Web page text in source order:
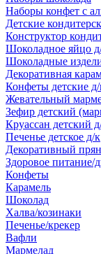
Наборы конфет с
Детские
Конструктор
Шоколадное яйцо
Шоколадные
Декоративная
Конфеты детские
Жевательный
Зефир детский
Круассан детский
Печенье детское д/к
Декоративный
Здоровое питание/
Конфеты
Карамель
Шоколад
Халва/козинаки
Печенье/крекер
Вафли
Мармелад